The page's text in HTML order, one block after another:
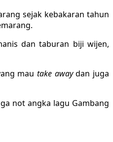
sejak kebakaran tahun
dan taburan biji wijen,
mautake awaydan juga
not angka lagu Gambang